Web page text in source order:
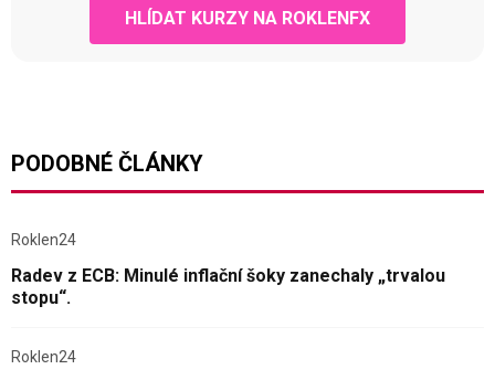
HLÍDAT KURZY NA ROKLENFX
PODOBNÉ ČLÁNKY
Roklen24
Radev z ECB: Minulé inflační šoky zanechaly „trvalou
stopu“.
Roklen24